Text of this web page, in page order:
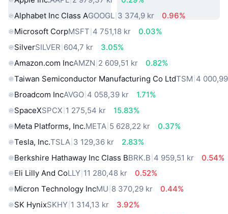
Alphabet Inc Class AGOOGL 3 374,9 kr
0.96%
Microsoft CorpMSFT 4 751,18 kr
0.03%
SilverSILVER 604,7 kr
3.05%
Amazon.com IncAMZN 2 609,51 kr
0.82%
Taiwan Semiconductor Manufacturing Co LtdTSM 4
Broadcom IncAVGO 4 058,39 kr
1.71%
SpaceXSPCX 1 275,54 kr
15.83%
Meta Platforms, Inc.META 5 628,22 kr
0.37%
Tesla, Inc.TSLA 3 129,36 kr
2.83%
Berkshire Hathaway Inc Class BBRK.B 4 959,51 kr
0.54%
Eli Lilly And CoLLY 11 280,48 kr
0.52%
Micron Technology IncMU 8 370,29 kr
0.44%
SK HynixSKHY 1 314,13 kr
3.92%